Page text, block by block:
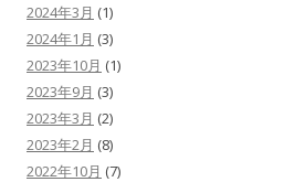
2024年3月 (1)
2024年1月 (3)
2023年10月 (1)
2023年9月 (3)
2023年3月 (2)
2023年2月 (8)
2022年10月 (7)